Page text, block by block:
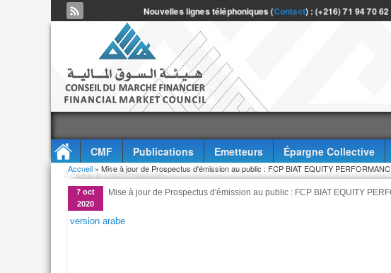
Nouvelles lignes téléphoniques (Contact) : (+216) 71 94 70
CMF Publications Emetteurs Épargne Collective
Accès à l'information
Vous êtes ici
Accueil » Mise à jour de Prospectus d'émission au public : FCP BIAT EQUITY
7 oct
2020
Mise à jour de Prospectus d'émission au public : FCP BIAT EQUITY
version arabe